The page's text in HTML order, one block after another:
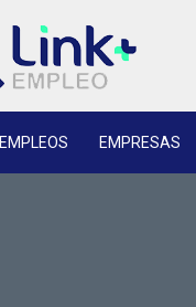
EMPLEOS EMPRESAS